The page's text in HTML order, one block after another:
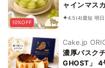
10%OFF
ャインマス
ティー5号
4.5(4)最短 明日
Cake.jp
濃厚バスク
GHOST」 4